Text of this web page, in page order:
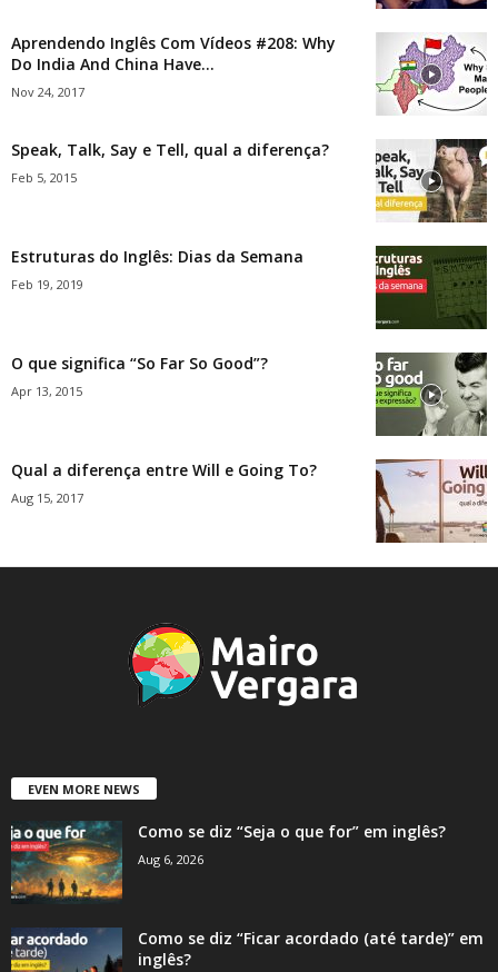
Aprendendo Inglês Com Vídeos #208: Why
Do India And China Have...
Nov 24, 2017
Speak, Talk, Say e Tell, qual a diferença?
Feb 5, 2015
Estruturas do Inglês: Dias da Semana
Feb 19, 2019
O que significa “So Far So Good”?
Apr 13, 2015
Qual a diferença entre Will e Going To?
Aug 15, 2017
EVEN MORE NEWS
Como se diz “Seja o que for” em inglês?
Aug 6, 2026
Como se diz “Ficar acordado (até tarde)” em
inglês?